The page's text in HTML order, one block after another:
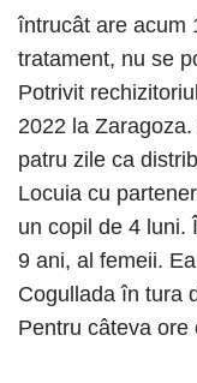
întrucât are acum
tratament, nu se
Potrivit
2022 la
patru zile ca
Locuia cu
un copil de 4 luni.
9 ani, al femeii.
Cogullada în tura
Pentru câteva ore